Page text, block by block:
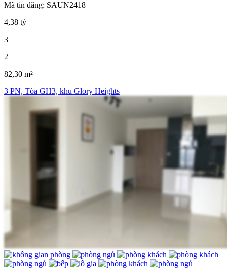
Mã tin đăng: SAUN2418
4,38 tỷ
3
2
82,30 m²
3 PN, Tòa GH3, khu Glory Heights